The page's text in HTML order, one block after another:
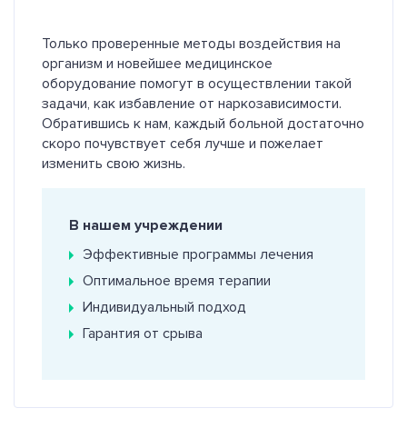
Только проверенные методы воздействия на
организм и новейшее медицинское
оборудование помогут в осуществлении такой
задачи, как избавление от наркозависимости.
Обратившись к нам, каждый больной достаточно
скоро почувствует себя лучше и пожелает
изменить свою жизнь.
В нашем учреждении
Эффективные программы лечения
Оптимальное время терапии
Индивидуальный подход
Гарантия от срыва